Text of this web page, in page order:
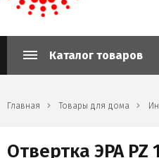
Каталог товаров
Главная Товары для дома
Отвертка ЭРА PZ